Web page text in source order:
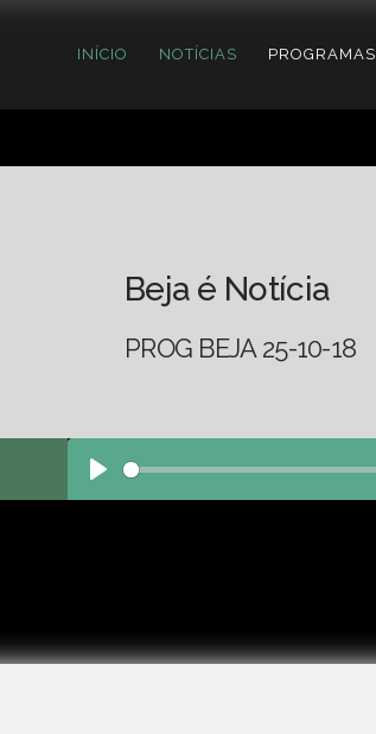
INÍCIO NOTÍCIAS PROGRAMAS
Beja é Notícia
PROG BEJA 25-10-18
Play